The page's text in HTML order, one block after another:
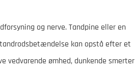
og nerve. Tandpine eller en
kan opstå efter et
vedvarende ømhed, dunkende smerter